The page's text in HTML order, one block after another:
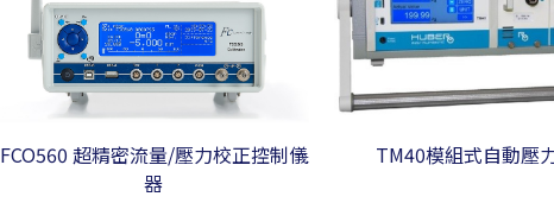
FCO560 超精密流量/壓力校正控制儀
器
TM40模組式自動壓